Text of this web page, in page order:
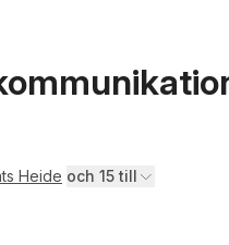
Heide och 15 till